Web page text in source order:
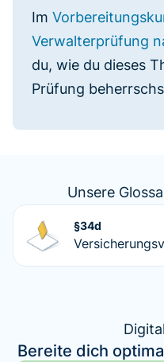
Im
Verwalterprüfung
du, wie du dieses
Prüfung
Unsere
§34d
Bereite dich